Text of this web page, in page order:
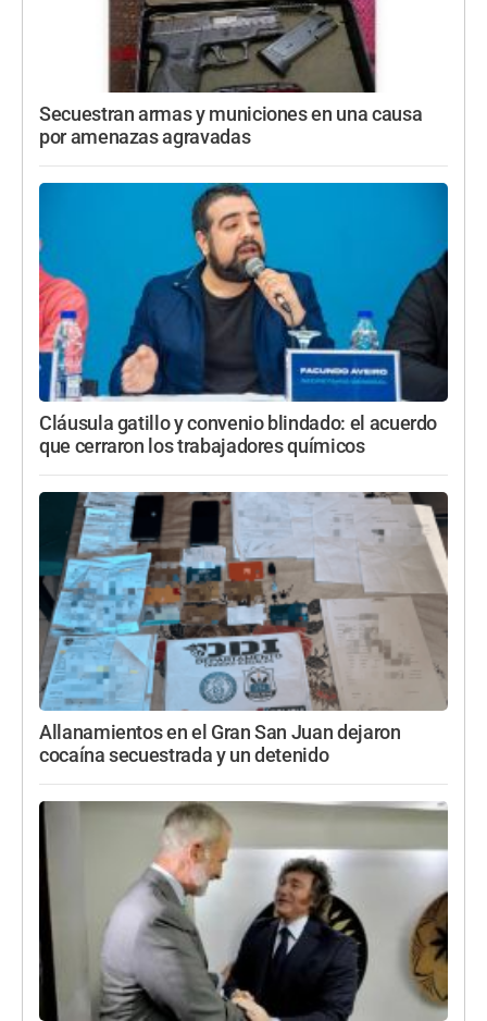
Secuestran armas y municiones en una causa
por amenazas agravadas
Cláusula gatillo y convenio blindado: el acuerdo
que cerraron los trabajadores químicos
Allanamientos en el Gran San Juan dejaron
cocaína secuestrada y un detenido